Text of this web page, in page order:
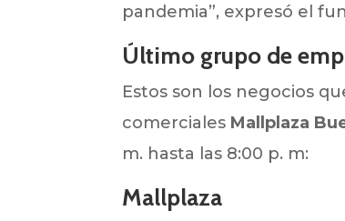
pandemia”, expresó el
Último grupo de
Estos son los negocios
comerciales Mallplaza
m. hasta las 8:00 p. m:
Mallplaza